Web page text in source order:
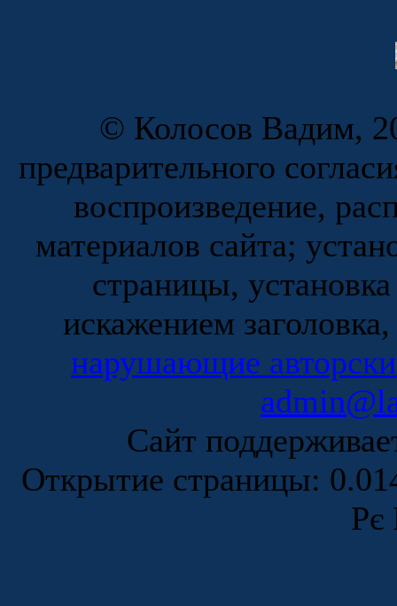
© Колосов Вадим,
предварительного
воспроизведение,
материалов сайта;
страницы,
искажением
нарушающие
Сайт
Открытие страницы:
Рє